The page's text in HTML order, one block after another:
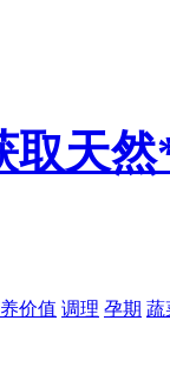
取天
价值 调理 孕期 蔬